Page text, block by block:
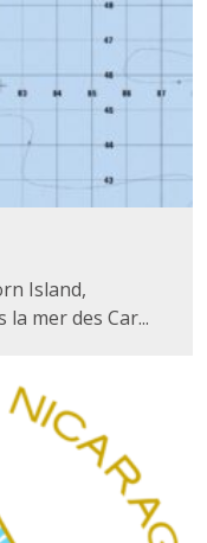
Island,
mer des Car...